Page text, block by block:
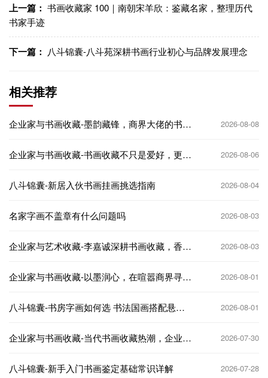
上一篇： 书画收藏家 100｜南朝宋羊欣：鉴藏名家，整理历代
书家手迹
下一篇： 八斗锦囊-八斗苑深耕书画行业初心与品牌发展理念
相关推荐
企业家与书画收藏-墨韵藏锋，商界大佬的书画
2026-08-08
企业家与书画收藏-书画收藏不只是爱好，更是
2026-08-06
八斗锦囊-新居入伙书画挂画挑选指南 2026-08-04
名家字画不盖章有什么问题吗 2026-08-03
企业家与艺术收藏-李嘉诚深耕书画收藏，香港
2026-08-03
企业家与书画收藏-以墨润心，在喧嚣商界寻得
2026-08-01
八斗锦囊-书房字画如何选 书法国画搭配悬挂
2026-08-01
企业家与书画收藏-当代书画收藏热潮，企业家
2026-07-30
八斗锦囊-新手入门书画鉴定基础常识详解 2026-07-28